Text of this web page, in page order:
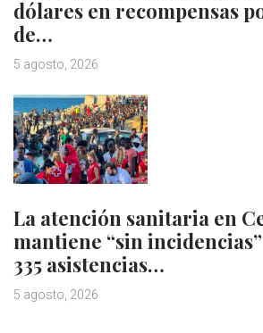
dólares en recompensas
de…
5 agosto, 2026
La atención sanitaria en
mantiene “sin
335 asistencias…
5 agosto, 2026